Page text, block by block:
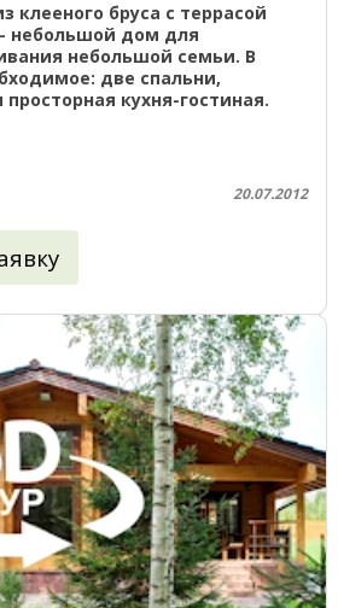
клееного бруса с террасой
небольшой дом для
небольшой семьи. В
две спальни,
кухня-гостиная.
и копируемый наш дом. ...
20.07.2012